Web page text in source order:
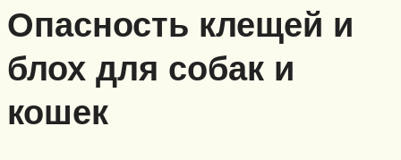
Опасность клещей и
блох для собак и
кошек